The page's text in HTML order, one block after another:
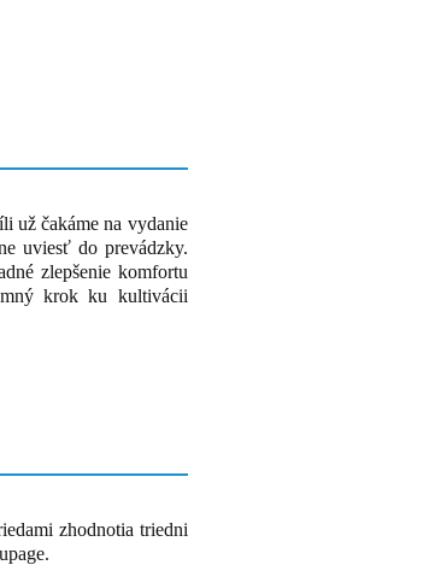
už čakáme na vydanie
uviesť do prevádzky.
zlepšenie komfortu
krok ku kultivácii
zhodnotia triedni